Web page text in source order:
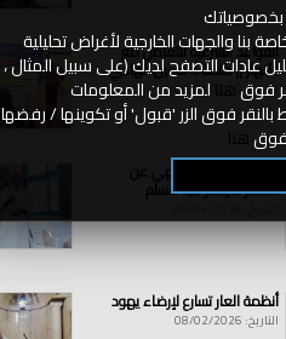
بنا والجهات الخارجية لأغراض تحليلية
عادات التصفح لديك (على سبيل المثال ،
فوق لمزيد من المعلومات
فوق الزر 'قبول' أو تكوينها / رفضها
فوق
القواعد الشرعية للتعامل مع
الأنهار || كلمة أ. حسين الهادي
التاريخ: 08/04/2026
المنكر لا يعذر فيه مسلم
أنظمة العار تسارع لإرضاء يهود
التاريخ: 08/02/2026